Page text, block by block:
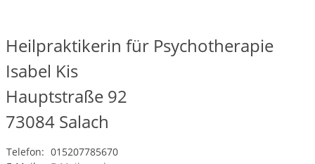
Heilpraktikerin für Psychotherapie
Isabel Kis
Hauptstraße 92
73084 Salach
Telefon: 015207785670